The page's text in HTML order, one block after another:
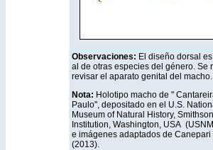
Observaciones: El diseño dorsal
al de otras especies del género. Se
revisar el aparato genital del macho.
Nota: Holotipo macho de "
Paulo", depositado en el U.S.
Museum of Natural History,
Institution, Washington, USA
e imágenes adaptados de Canepari
(2013).